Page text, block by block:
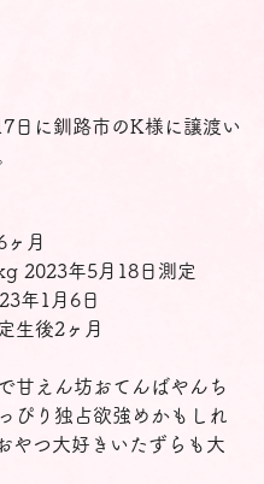
日に釧路市のK様に譲渡い
月
2023年5月18日測定
年1月6日
生後2ヶ月
甘えん坊おてんばやんち
ぴり独占欲強めかもしれ
やつ大好きいたずらも大